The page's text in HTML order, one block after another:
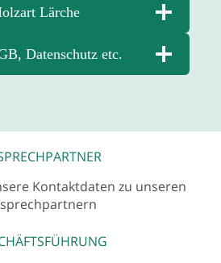
Lärche
Datenschutz etc.
Kontaktdaten zu unseren